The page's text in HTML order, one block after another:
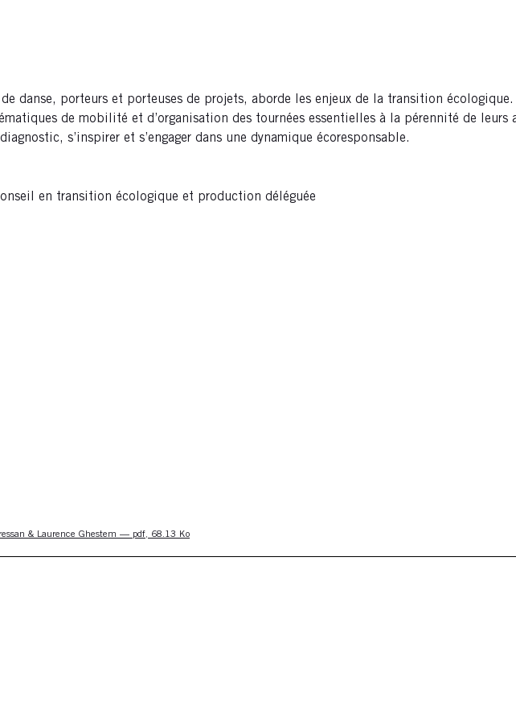
danse, porteurs et porteuses de projets, aborde les enjeux de la transition
de mobilité et d’organisation des tournées essentielles à la pérennité de
s’inspirer et s’engager dans une dynamique écoresponsable.
en transition écologique et production déléguée
& Laurence Ghestem — pdf, 68.13 Ko